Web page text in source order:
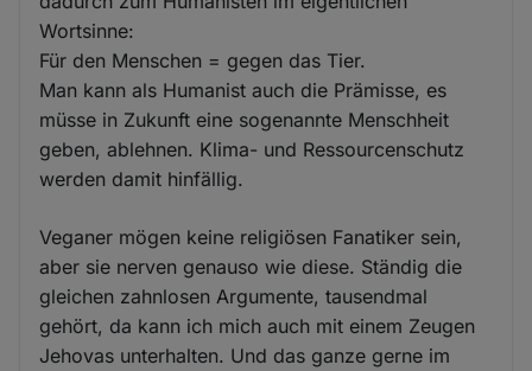
Wortsinne:
Für den Menschen = gegen das Tier.
Man kann als Humanist auch die Prämisse, es
müsse in Zukunft eine sogenannte Menschheit
geben, ablehnen. Klima- und Ressourcenschutz
werden damit hinfällig.
Veganer mögen keine religiösen Fanatiker sein,
aber sie nerven genauso wie diese. Ständig die
gleichen zahnlosen Argumente, tausendmal
gehört, da kann ich mich auch mit einem Zeugen
Jehovas unterhalten. Und das ganze gerne im